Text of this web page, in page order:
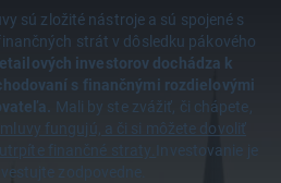
sú zložité nástroje a sú spojené s
strát v dôsledku pákového
investorov dochádza k
s finančnými rozdielovými
Mali by ste zvážiť, či chápete,
fungujú, a či si môžete dovoliť
finančné straty. Investovanie je
zodpovedne.